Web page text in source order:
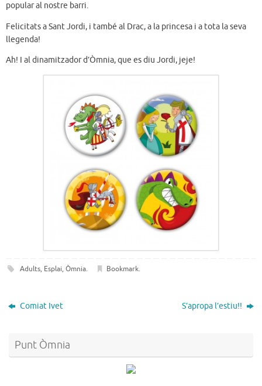
popular al nostre barri.
Felicitats a Sant Jordi, i també al Drac, a la princesa i a tota la seva
llegenda!
Ah! I al dinamitzador d’Òmnia, que es diu Jordi, jeje!
Adults, Esplai, Òmnia. Bookmark.
Comiat Ivet S’apropa l’estiu!!
Punt Òmnia